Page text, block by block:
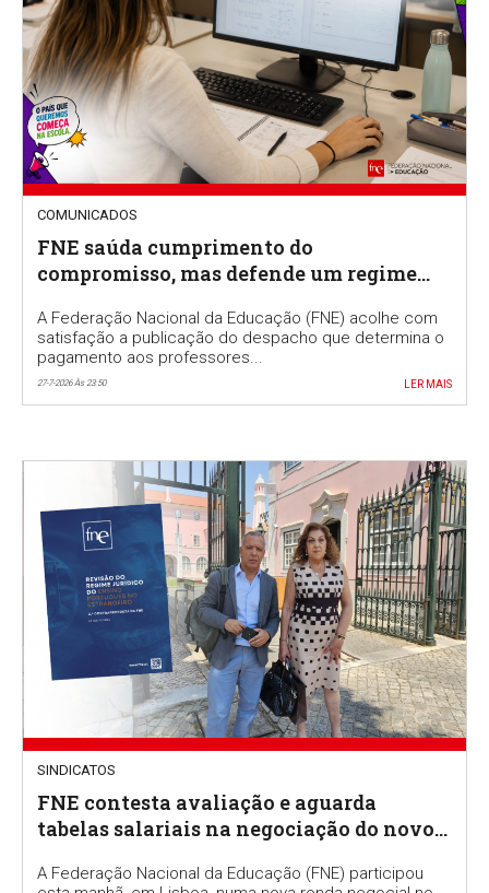
COMUNICADOS
FNE saúda cumprimento do
compromisso, mas defende um regime
professor classificador
A Federação Nacional da Educação (FNE) acolhe com
satisfação a publicação do despacho que determina o
pagamento aos professores...
27-7-2026 Às 23:50 LER MAIS
SINDICATOS
FNE contesta avaliação e aguarda
tabelas salariais na negociação do novo
A Federação Nacional da Educação (FNE) participou